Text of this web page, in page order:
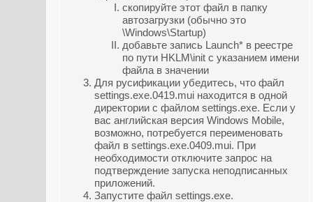
скопируйте этот файл в папку
автозагрузки (обычно это
\Windows\Startup)
добавьте запись Launch* в реестре
по пути HKLM\init с указанием имени
файла в значении
Для русификации убедитесь, что файл
settings.exe.0419.mui находится в одной
директории с файлом settings.exe. Если у
вас английская версия Windows Mobile,
возможно, потребуется переименовать
файл в settings.exe.0409.mui. При
необходимости отключите запрос на
подтверждение запуска неподписанных
приложений.
Запустите файл settings.exe.